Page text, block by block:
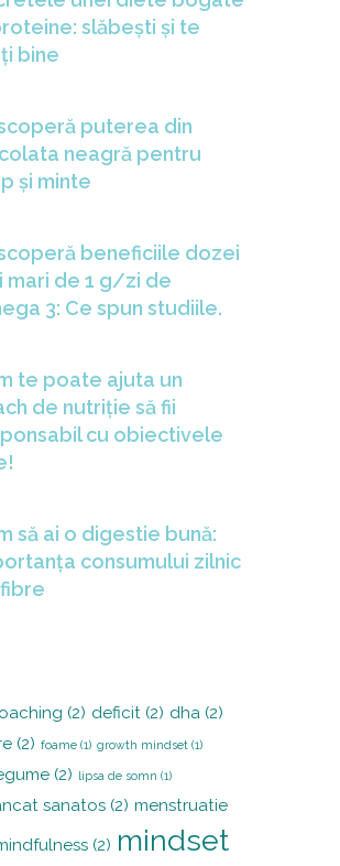
slăbești și te
bine
puterea din
neagră pentru
și minte
beneficiile dozei
mari de 1 g/zi de
3: Ce spun studiile.
te poate ajuta un
de nutriție să fii
cu obiectivele
să ai o digestie bună:
consumului zilnic
(2) deficit (2) dha (2)
(2) foame (1) growth mindset (1)
(2) lipsa de somn (1)
sanatos (2) menstruatie
(2) mindset